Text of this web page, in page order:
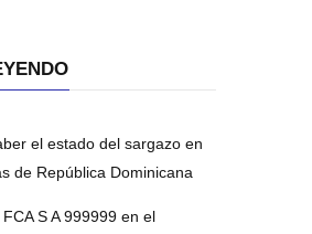
el estado del sargazo en
de República Dominicana
S A 999999 en el